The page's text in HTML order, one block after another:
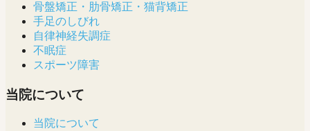
骨盤矯正・肋骨矯正・猫背矯正
手足のしびれ
自律神経失調症
不眠症
スポーツ障害
当院について
当院について